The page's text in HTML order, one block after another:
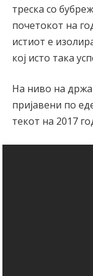
треска со
почетокот на
истиот е
кој исто така
На ниво на
пријавени по
текот на 2017